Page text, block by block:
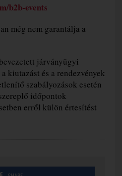
b2b-events
még nem garantálja a
járványügyi
kiutazást és a rendezvények
szabályozások esetén
időpontok
erről külön értesítést